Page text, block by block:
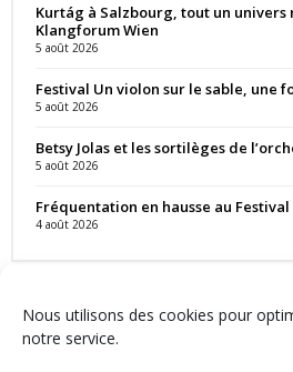
Nous utilisons des cookies pour
notre service.
Kurtág à Salzbourg, tout un univers
Klangforum Wien
5 août 2026
Festival Un violon sur le sable, une
5 août 2026
Betsy Jolas et les sortilèges de
5 août 2026
Fréquentation en hausse au Festival
4 août 2026